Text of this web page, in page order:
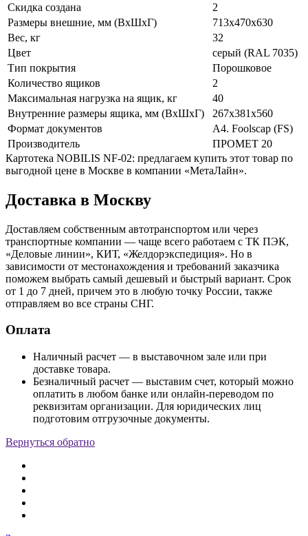
Скидка создана
2
Размеры внешние, мм (ВхШхГ)
713x470x630
Вес, кг
32
Цвет
серый (RAL 7035)
Тип покрытия
Порошковое
Количество ящиков
2
Максимальная нагрузка на ящик, кг
40
Внутренние размеры ящика, мм (ВхШхГ)
267x381x560
Формат документов
A4. Foolscap (FS)
Производитель
ПРОМЕТ 20
Картотека NOBILIS NF-02: предлагаем купить этот товар по
выгодной цене в Москве в компании «МетаЛайн».
Доставка в Москву
Доставляем собственным автотранспортом или через
транспортные компании — чаще всего работаем с ТК ПЭК,
«Деловые линии», КИТ, «Желдорэкспедиция». Но в
зависимости от местонахождения и требований заказчика
поможем выбрать самый дешевый и быстрый вариант. Срок
от 1 до 7 дней, причем это в любую точку России, также
отправляем во все страны СНГ.
Оплата
Наличный расчет — в выставочном зале или при
доставке товара.
Безналичный расчет — выставим счет, который можно
оплатить в любом банке или онлайн-переводом по
реквизитам организации. Для юридических лиц
подготовим отгрузочные документы.
Вернуться обратно